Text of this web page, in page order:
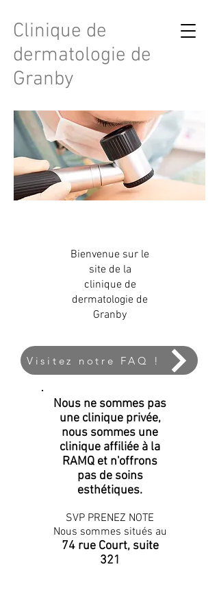
Clinique de
dermatologie de
Granby
Bienvenue sur le
site de la
clinique de
dermatologie de
Granby
Visitez notre FAQ !
Nous ne sommes pas
une clinique privée,
nous sommes une
clinique affiliée à la
RAMQ et n'offrons
pas de soins
esthétiques.
SVP PRENEZ NOTE
Nous sommes situés au
74 rue Court, suite
321